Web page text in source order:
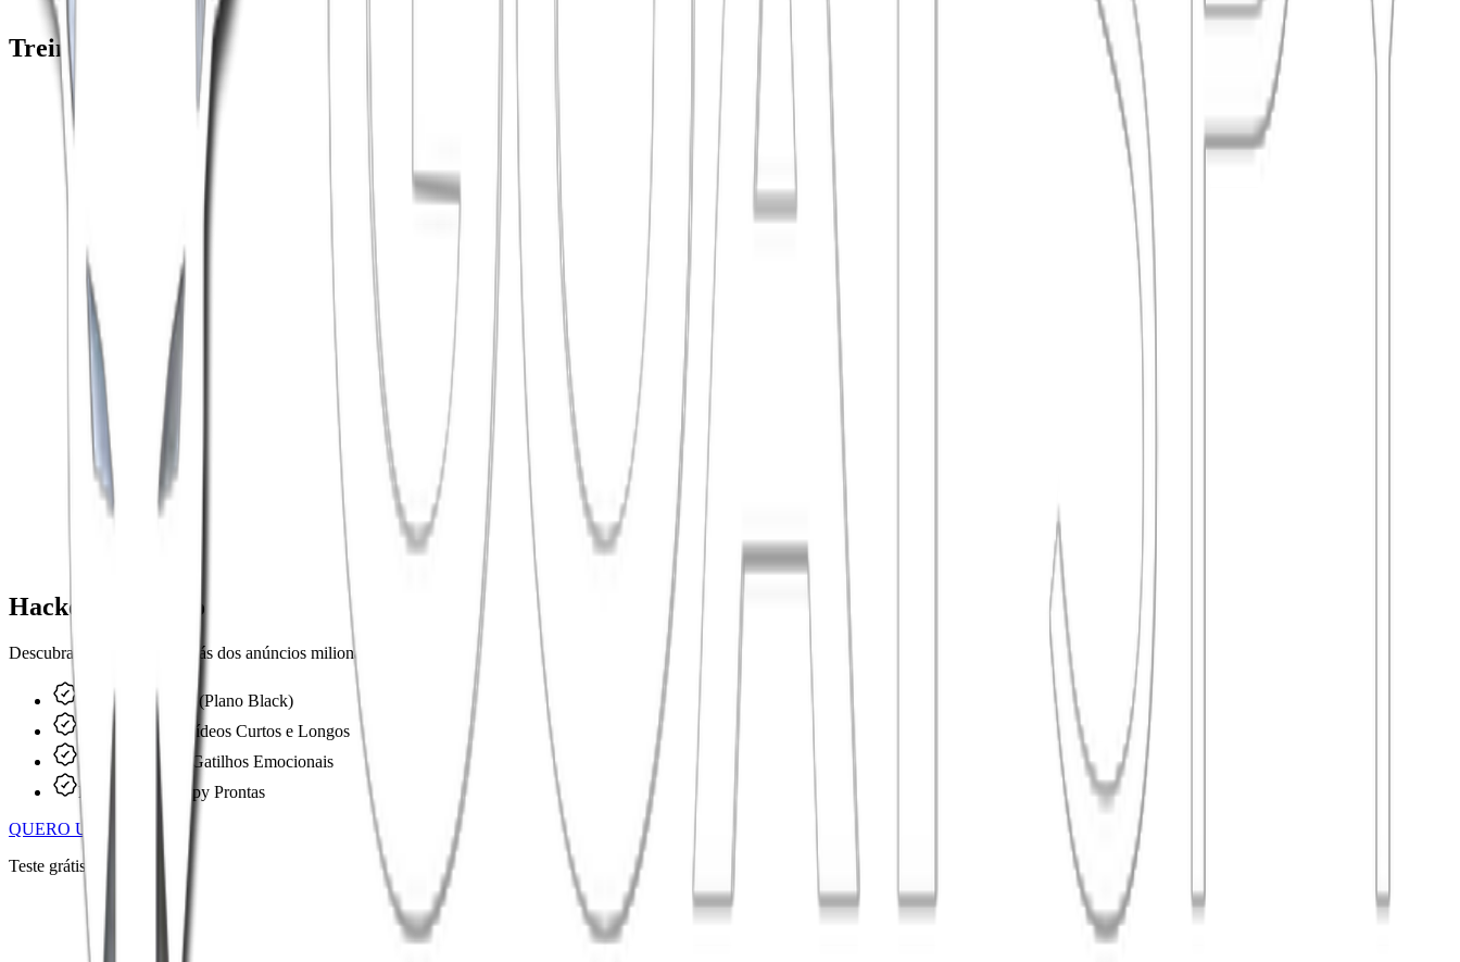
Treinada para...
Hackeie o Código
Descubra os segredos por trás dos anúncios milionários.
Análise Ilimitada (Plano Black)
Transcrição de Vídeos Curtos e Longos
Identificação de Gatilhos Emocionais
Estruturas de Copy Prontas
QUERO USAR A IA
Teste grátis por 7 dias.